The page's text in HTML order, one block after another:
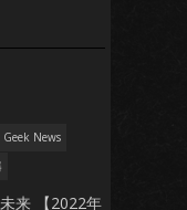
Geek News
来 【2022年